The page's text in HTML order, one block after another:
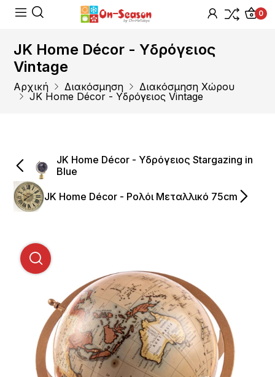
0
JΚ Home Décor - Υδρόγειος
Vintage
Αρχική Διακόσμηση
Διακόσμηση Χώρου
JΚ Home Décor - Υδρόγειος Vintage
JΚ Home Décor - Υδρόγειος Stargazing in
Blue
JΚ Home Décor - Ρολόι Μεταλλικό 75cm